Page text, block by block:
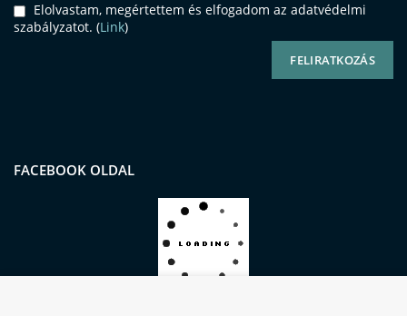
Elolvastam, megértettem és elfogadom az adatvédelmi
szabályzatot. (Link)
FACEBOOK OLDAL